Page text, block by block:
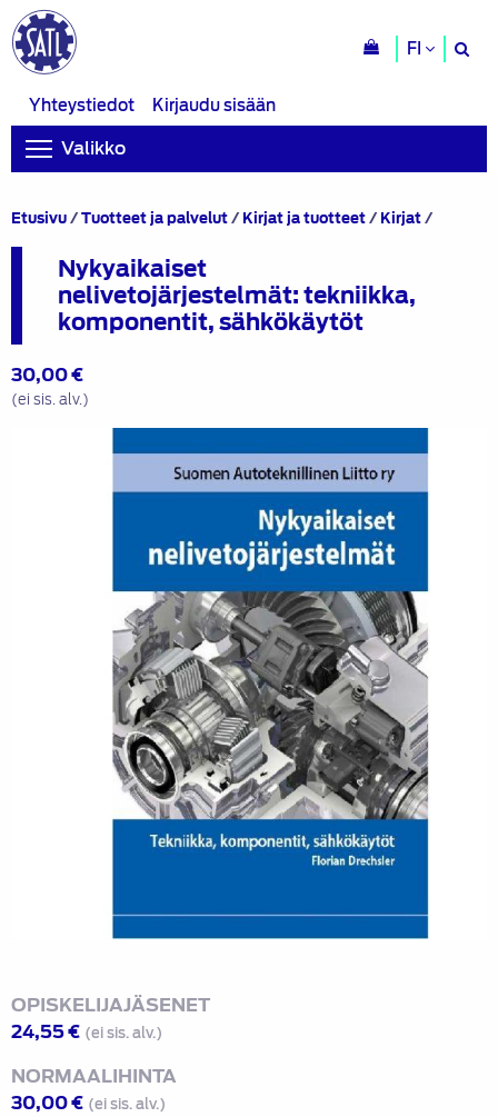
FI
Yhteystiedot
Kirjaudu sisään
Valikko
Etusivu/Tuotteet ja palvelut/ Kirjat ja tuotteet/ Kirjat/
Nykyaikaiset
nelivetojärjestelmät: tekniikka,
komponentit, sähkökäytöt
30,00€
(ei sis. alv.)
OPISKELIJAJÄSENET
24,55€ (ei sis. alv.)
NORMAALIHINTA
30,00€ (ei sis. alv.)